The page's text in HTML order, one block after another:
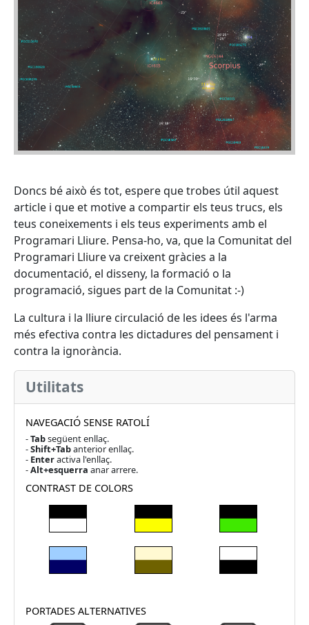
Doncs bé això és tot, espere que trobes útil aquest
article i que et motive a compartir els teus trucs, els
teus coneixements i els teus experiments amb el
Programari Lliure. Pensa-ho, va, que la Comunitat del
Programari Lliure va creixent gràcies a la
documentació, el disseny, la formació o la
programació, sigues part de la Comunitat :-)
La cultura i la lliure circulació de les idees és l'arma
més efectiva contra les dictadures del pensament i
contra la ignorància.
Utilitats
NAVEGACIÓ SENSE RATOLÍ
-Tabsegüent enllaç.
-Shift+Tabanterior enllaç.
- Enteractiva l'enllaç.
-Alt+esquerra anar arrere.
CONTRAST DE COLORS
PORTADES ALTERNATIVES